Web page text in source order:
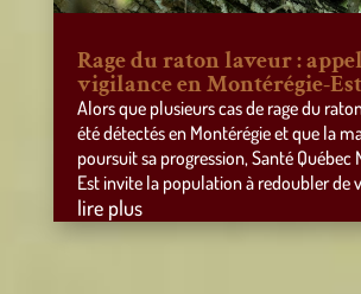
Rage du raton laveur :
vigilance en Montérégie-Est
Alors que plusieurs cas de rage du
été détectés en Montérégie et que la
poursuit sa progression, Santé Québec
Est invite la population à redoubler de
lire plus